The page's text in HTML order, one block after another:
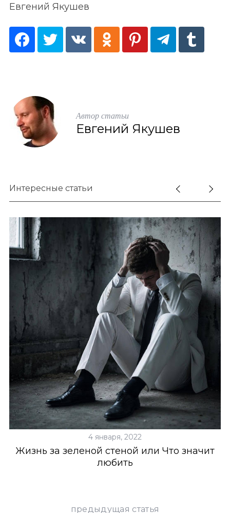
Евгений Якушев
Автор статьи
Евгений Якушев
Интересные статьи
4 января, 2022
Жизнь за зеленой стеной или Что значит
любить
предыдущая статья